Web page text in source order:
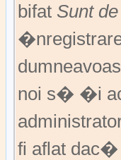
bifat Sunt
noi s� �i
fi aflat